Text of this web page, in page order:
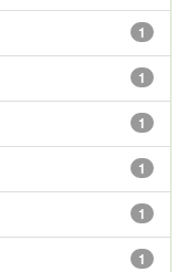
1
1
1
1
1
1